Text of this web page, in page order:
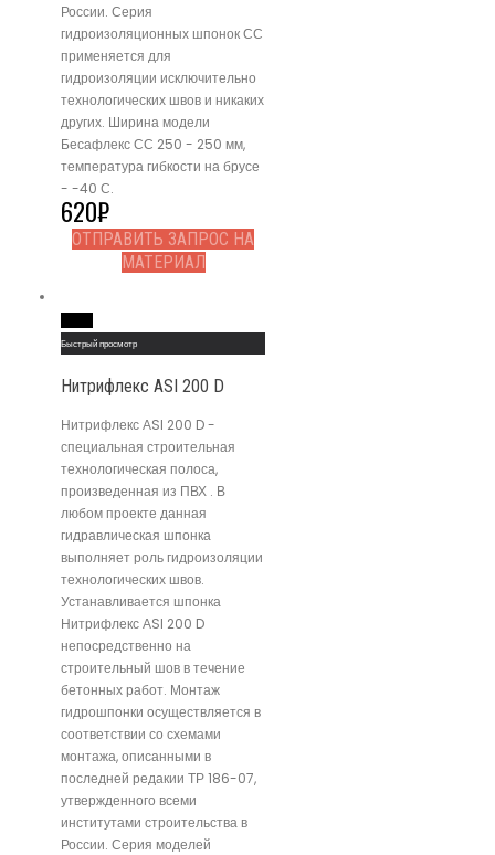
России. Серия
гидроизоляционных шпонок СС
применяется для
гидроизоляции исключительно
технологических швов и никаких
других. Ширина модели
Бесафлекс СС 250 - 250 мм,
температура гибкости на брусе
- -40 С.
620₽
ОТПРАВИТЬ ЗАПРОС НА
МАТЕРИАЛ
Быстрый просмотр
Нитрифлекс АSI 200 D
Нитрифлекс АSI 200 D -
специальная строительная
технологическая полоса,
произведенная из ПВХ . В
любом проекте данная
гидравлическая шпонка
выполняет роль гидроизоляции
технологических швов.
Устанавливается шпонка
Нитрифлекс АSI 200 D
непосредственно на
строительный шов в течение
бетонных работ. Монтаж
гидрошпонки осуществляется в
соответствии со схемами
монтажа, описанными в
последней редакии ТР 186-07,
утвержденного всеми
институтами строительства в
России. Серия моделей